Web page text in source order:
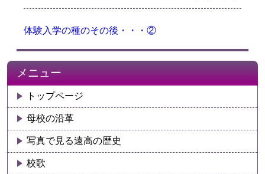
体験入学の種のその後・・・②
メニュー
トップページ
母校の沿革
写真で見る遠高の歴史
校歌